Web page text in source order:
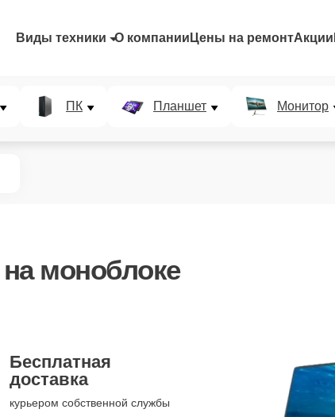
Виды техники О компании Цены на ремонтАкции
ПК Планшет Монитор
на моноблоке
Бесплатная
доставка
курьером собственной службы